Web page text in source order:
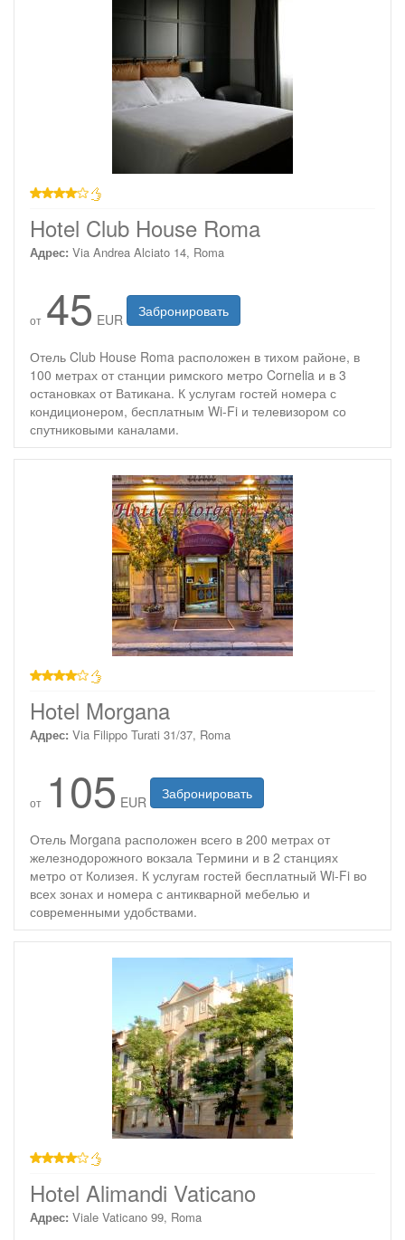
Hotel Club House Roma
Адрес: Via Andrea Alciato 14, Roma
от 45 EUR Забронировать
Отель Club House Roma расположен в тихом районе, в
100 метрах от станции римского метро Cornelia и в 3
остановках от Ватикана. К услугам гостей номера с
кондиционером, бесплатным Wi-Fi и телевизором со
спутниковыми каналами.
Hotel Morgana
Адрес: Via Filippo Turati 31/37, Roma
от 105 EUR Забронировать
Отель Morgana расположен всего в 200 метрах от
железнодорожного вокзала Термини и в 2 станциях
метро от Колизея. К услугам гостей бесплатный Wi-Fi во
всех зонах и номера с антикварной мебелью и
современными удобствами.
Hotel Alimandi Vaticano
Адрес: Viale Vaticano 99, Roma